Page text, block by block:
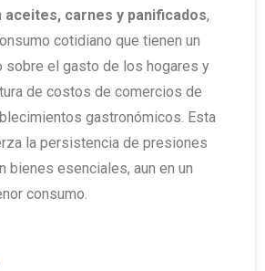
aceites, carnes y panificados,
cotidiano que tienen un
sobre el gasto de los hogares y
de costos de comercios de
gastronómicos. Esta
la persistencia de presiones
bienes esenciales, aun en un
consumo.